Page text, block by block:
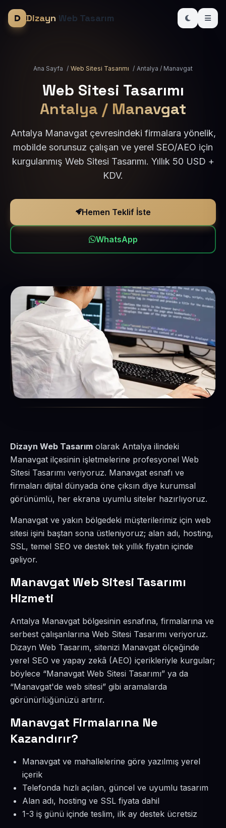
Dizayn Web Tasarım
Ana Sayfa / Web Sitesi Tasarımı / Antalya / Manavgat
Web Sitesi Tasarımı
Antalya / Manavgat
Antalya Manavgat çevresindeki firmalara yönelik,
mobilde sorunsuz çalışan ve yerel SEO/AEO için
kurgulanmış Web Sitesi Tasarımı. Yıllık 50 USD +
KDV.
Hemen Teklif İste
WhatsApp
Dizayn Web Tasarım olarak Antalya ilindeki
Manavgat ilçesinin işletmelerine profesyonel Web
Sitesi Tasarımı veriyoruz. Manavgat esnafı ve
firmaları dijital dünyada öne çıksın diye kurumsal
görünümlü, her ekrana uyumlu siteler hazırlıyoruz.
Manavgat ve yakın bölgedeki müşterilerimiz için web
sitesi işini baştan sona üstleniyoruz; alan adı, hosting,
SSL, temel SEO ve destek tek yıllık fiyatın içinde
geliyor.
Manavgat Web Sitesi Tasarımı
Hizmeti
Antalya Manavgat bölgesinin esnafına, firmalarına ve
serbest çalışanlarına Web Sitesi Tasarımı veriyoruz.
Dizayn Web Tasarım, sitenizi Manavgat ölçeğinde
yerel SEO ve yapay zekâ (AEO) içerikleriyle kurgular;
böylece “Manavgat Web Sitesi Tasarımı” ya da
“Manavgat'de web sitesi” gibi aramalarda
görünürlüğünüzü artırır.
Manavgat Firmalarına Ne
Kazandırır?
Manavgat ve mahallelerine göre yazılmış yerel
içerik
Telefonda hızlı açılan, güncel ve uyumlu tasarım
Alan adı, hosting ve SSL fiyata dahil
1-3 iş günü içinde teslim, ilk ay destek ücretsiz